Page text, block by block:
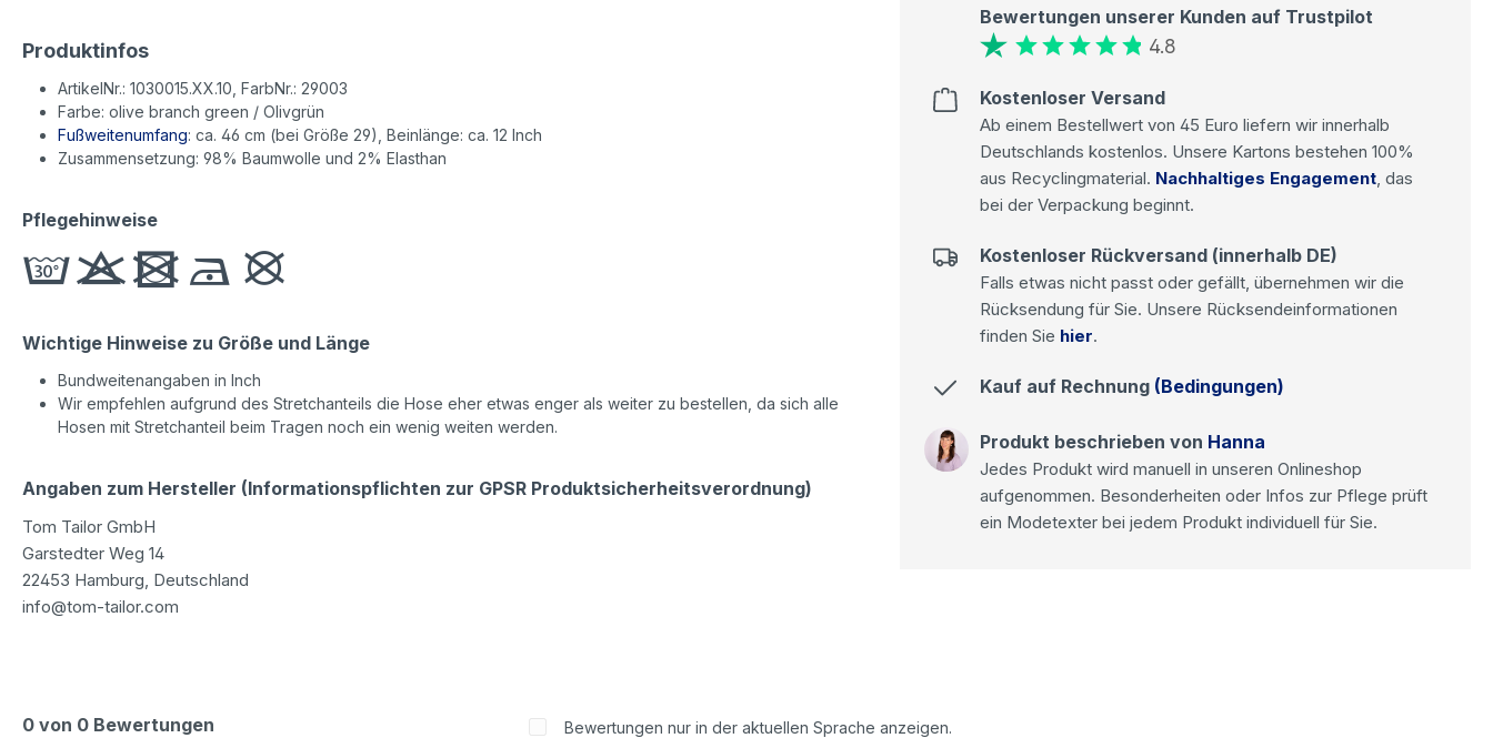
Produktinfos
ArtikelNr.: 1030015.XX.10, FarbNr.: 29003
Farbe: olive branch green / Olivgrün
Fußweitenumfang: ca. 46 cm (bei Größe 29), Beinlänge: ca. 12 Inch
Zusammensetzung: 98% Baumwolle und 2% Elasthan
Pflegehinweise
Wichtige Hinweise zu Größe und Länge
Bundweitenangaben in Inch
Wir empfehlen aufgrund des Stretchanteils die Hose eher etwas enger als weiter zu bestellen, da sich alle
Hosen mit Stretchanteil beim Tragen noch ein wenig weiten werden.
Angaben zum Hersteller (Informationspflichten zur GPSR Produktsicherheitsverordnung)
Tom Tailor GmbH
Garstedter Weg 14
22453 Hamburg, Deutschland
info@tom-tailor.com
Bewertungen unserer Kunden auf Trustpilot
4.8
Kostenloser Versand
Ab einem Bestellwert von 45 Euro liefern wir innerhalb
Deutschlands kostenlos. Unsere Kartons bestehen 100%
aus Recyclingmaterial. Nachhaltiges Engagement, das
bei der Verpackung beginnt.
Kostenloser Rückversand (innerhalb DE)
Falls etwas nicht passt oder gefällt, übernehmen wir die
Rücksendung für Sie. Unsere Rücksendeinformationen
finden Sie hier.
Kauf auf Rechnung (Bedingungen)
Produkt beschrieben von Hanna
Jedes Produkt wird manuell in unseren Onlineshop
aufgenommen. Besonderheiten oder Infos zur Pflege prüft
ein Modetexter bei jedem Produkt individuell für Sie.
0 von 0 Bewertungen Bewertungen nur in der aktuellen Sprache anzeigen.